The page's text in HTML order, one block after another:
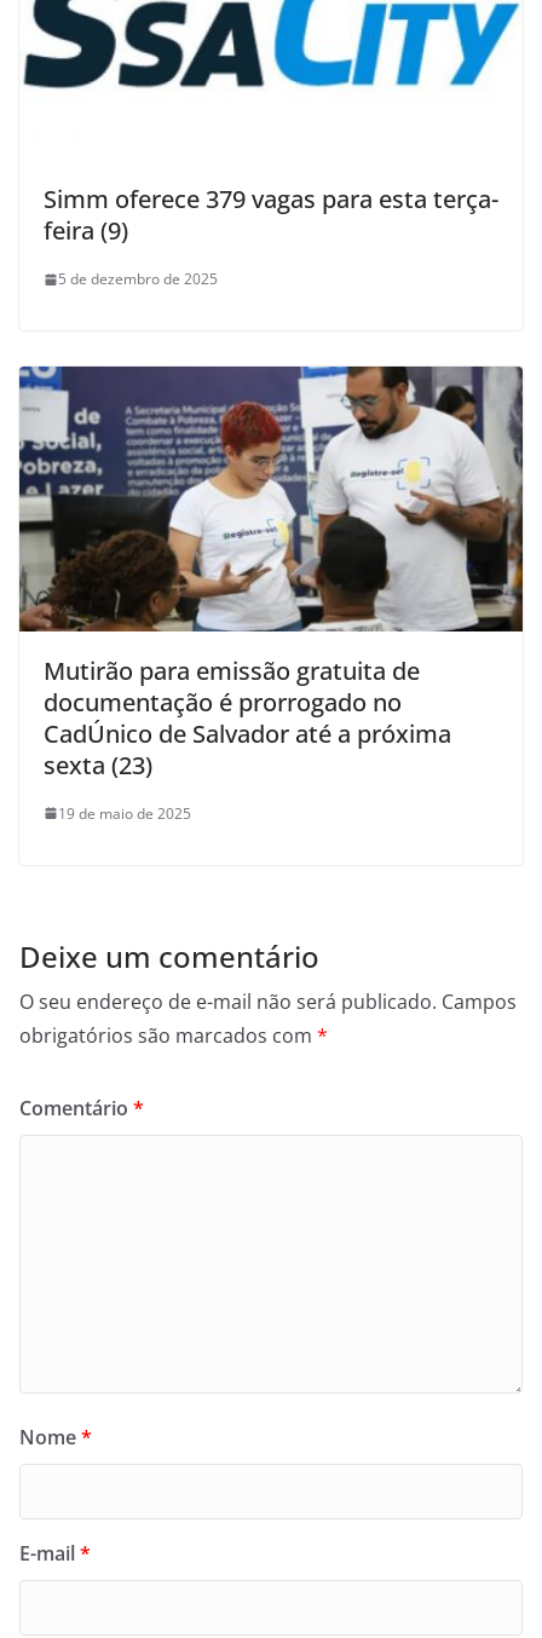
Simm oferece 379 vagas para esta terça-
feira (9)
5 de dezembro de 2025
Mutirão para emissão gratuita de
documentação é prorrogado no
CadÚnico de Salvador até a próxima
sexta (23)
19 de maio de 2025
Deixe um comentário
O seu endereço de e-mail não será publicado. Campos
obrigatórios são marcados com *
Comentário *
Nome*
E-mail*